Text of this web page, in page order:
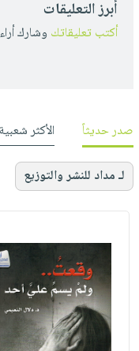
أبرز التعليقات
أكتب تعليقاتك وشارك
صدر حديثاً الأكثر شعبية
لـ مداد للنشر والتوزيع